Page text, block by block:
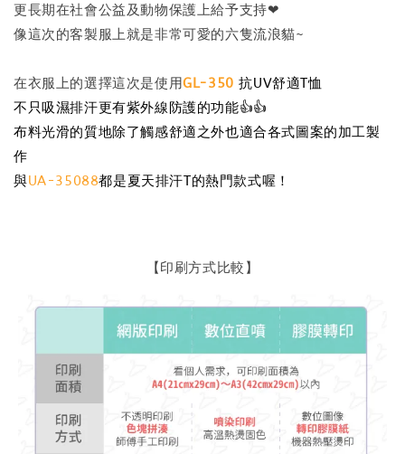
更長期在社會公益及動物保護上給予支持❤
像這次的客製服上就是非常可愛的六隻流浪貓~
在衣服上的選擇這次是使用GL-350抗UV舒適T恤
不只吸濕排汗更有紫外線防護的功能👍👍
布料光滑的質地除了觸感舒適之外也適合各式圖案的加工製
作
與UA-35088都是夏天排汗T的熱門款式喔！
【印刷方式比較】